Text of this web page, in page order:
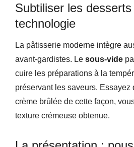
Subtiliser les desserts
technologie
La pâtisserie moderne intègre
avant-gardistes. Le sous-vide
cuire les préparations à la
préservant les saveurs. Essayez
crème brûlée de cette façon,
texture crémeuse obtenue.